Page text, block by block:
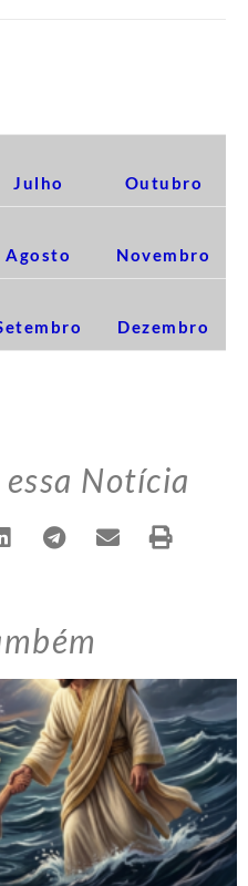
Julho Outubro
Agosto Novembro
Dezembro
Notícia